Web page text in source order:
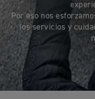
Por eso nos
los servicios y